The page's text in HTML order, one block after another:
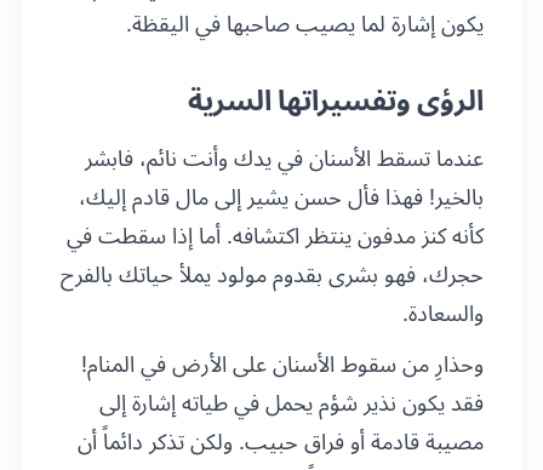
يكون إشارة لما يصيب صاحبها في اليقظة.
الرؤى وتفسيراتها السرية
عندما تسقط الأسنان في يدك وأنت نائم، فابشر
بالخير! فهذا فأل حسن يشير إلى مال قادم إليك،
كأنه كنز مدفون ينتظر اكتشافه. أما إذا سقطت في
حجرك، فهو بشرى بقدوم مولود يملأ حياتك بالفرح
والسعادة.
وحذارِ من سقوط الأسنان على الأرض في المنام!
فقد يكون نذير شؤم يحمل في طياته إشارة إلى
مصيبة قادمة أو فراق حبيب. ولكن تذكر دائماً أن